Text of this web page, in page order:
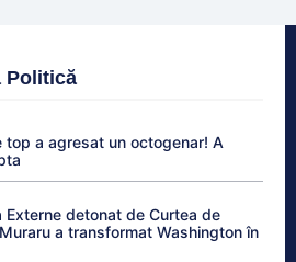
Politică
top a agresat un octogenar! A
Externe detonat de Curtea de
a transformat Washington în